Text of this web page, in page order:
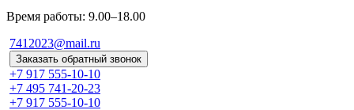
Время работы: 9.00–18.00
7412023@mail.ru
Заказать обратный звонок
+7 917 555-10-10
+7 495 741-20-23
+7 917 555-10-10